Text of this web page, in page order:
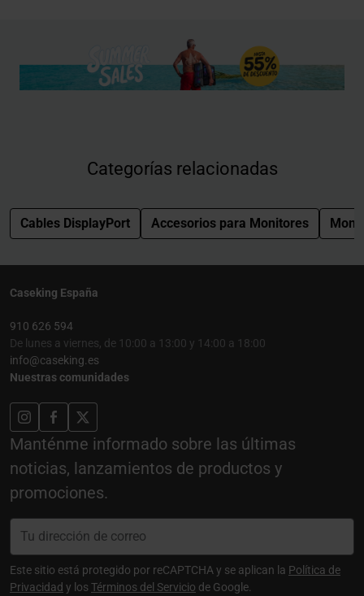
Categorías relacionadas
Cables DisplayPort Accesorios para Monitores
Caseking España
910 626 594
De lunes a viernes, de 10:00 a 13:00 y 14:00 a 18:00
info@caseking.es
Nuestras comunidades
Manténme informado sobre las últimas
noticias, lanzamientos de productos y
promociones.
Este sitio está protegido por reCAPTCHA y se aplican la Política de
Privacidad y losTérminos del Servicio de Google.